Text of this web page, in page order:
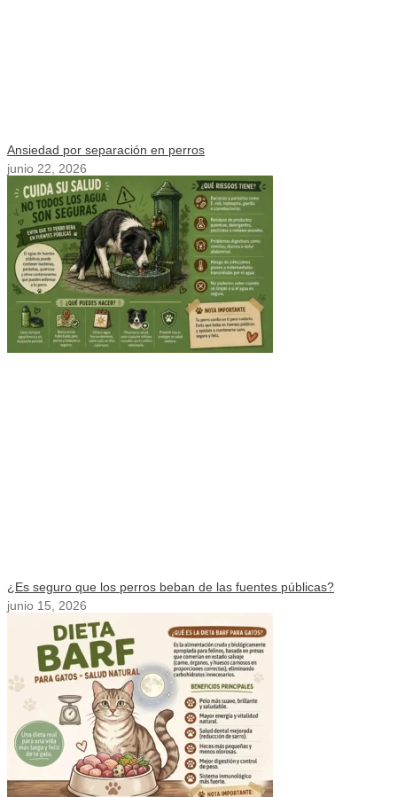
Ansiedad por separación en perros
junio 22, 2026
¿Es seguro que los perros beban de las fuentes públicas?
junio 15, 2026